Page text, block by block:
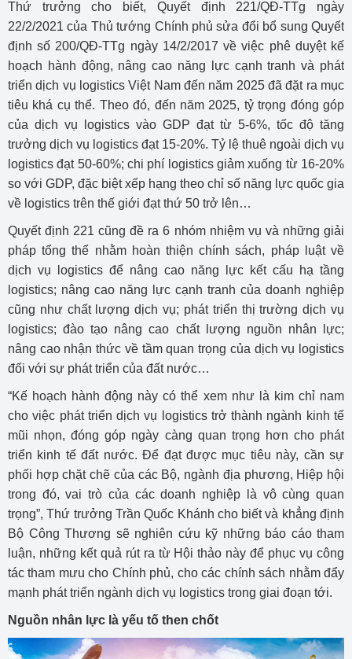
Thứ trưởng cho biết, Quyết định 221/QĐ-TTg ngày
22/2/2021 của Thủ tướng Chính phủ sửa đổi bổ sung Quyết
định số 200/QĐ-TTg ngày 14/2/2017 về việc phê duyệt kế
hoạch hành động, nâng cao năng lực cạnh tranh và phát
triển dịch vụ logistics Việt Nam đến năm 2025 đã đặt ra mục
tiêu khá cụ thể. Theo đó, đến năm 2025, tỷ trọng đóng góp
của dịch vụ logistics vào GDP đạt từ 5-6%, tốc độ tăng
trưởng dịch vụ logistics đạt 15-20%. Tỷ lệ thuê ngoài dịch vụ
logistics đạt 50-60%; chi phí logistics giảm xuống từ 16-20%
so với GDP, đặc biệt xếp hạng theo chỉ số năng lực quốc gia
về logistics trên thế giới đạt thứ 50 trở lên…
Quyết định 221 cũng đề ra 6 nhóm nhiệm vụ và những giải
pháp tổng thể nhằm hoàn thiện chính sách, pháp luật về
dịch vụ logistics để nâng cao năng lực kết cấu hạ tầng
logistics; nâng cao năng lực cạnh tranh của doanh nghiệp
cũng như chất lượng dịch vụ; phát triển thị trường dịch vụ
logistics; đào tạo nâng cao chất lượng nguồn nhân lực;
nâng cao nhận thức về tầm quan trọng của dịch vụ logistics
đối với sự phát triển của đất nước…
“Kế hoạch hành động này có thể xem như là kim chỉ nam
cho việc phát triển dịch vụ logistics trở thành ngành kinh tế
mũi nhọn, đóng góp ngày càng quan trọng hơn cho phát
triển kinh tế đất nước. Để đạt được mục tiêu này, cần sự
phối hợp chặt chẽ của các Bộ, ngành địa phương, Hiệp hội
trong đó, vai trò của các doanh nghiệp là vô cùng quan
trọng”, Thứ trưởng Trần Quốc Khánh cho biết và khẳng định
Bộ Công Thương sẽ nghiên cứu kỹ những báo cáo tham
luận, những kết quả rút ra từ Hội thảo này để phục vụ công
tác tham mưu cho Chính phủ, cho các chính sách nhằm đẩy
mạnh phát triển ngành dịch vụ logistics trong giai đoạn tới.
Nguồn nhân lực là yếu tố then chốt